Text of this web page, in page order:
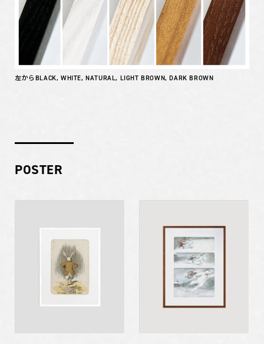
左からBLACK, WHITE, NATURAL, LIGHT BROWN, DARK BROWN
POSTER